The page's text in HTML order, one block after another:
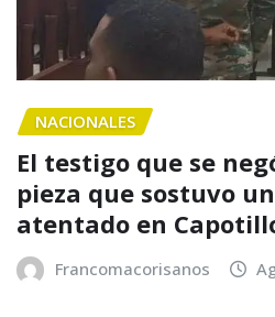
NACIONALES
El testigo que se
pieza que sostuvo
atentado en
Francomacorisanos